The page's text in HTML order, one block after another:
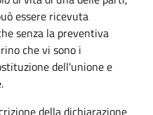
essere ricevuta
senza la preventiva
che vi sono i
dell'unione e
della dichiarazione